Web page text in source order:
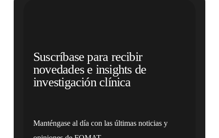
Suscríbase para recibir
novedades e insights de
investigación clínica
Manténgase al día con las últimas noticias y